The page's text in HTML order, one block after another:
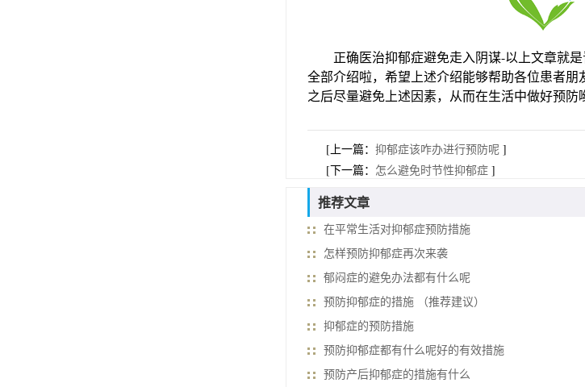
正确医治抑郁症避免走入阴谋-以上文章就是
全部介绍啦，希望上述介绍能够帮助各位患者
之后尽量避免上述因素，从而在生活中做好预防
[上一篇： 抑郁症该咋办进行预防呢]
[下一篇： 怎么避免时节性抑郁症]
推荐文章
在平常生活对抑郁症预防措施
怎样预防抑郁症再次来袭
郁闷症的避免办法都有什么呢
预防抑郁症的措施 （推荐建议）
抑郁症的预防措施
预防抑郁症都有什么呢好的有效措施
预防产后抑郁症的措施有什么